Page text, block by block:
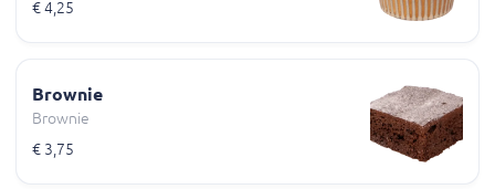
€ 4,25
Brownie
Brownie
€ 3,75